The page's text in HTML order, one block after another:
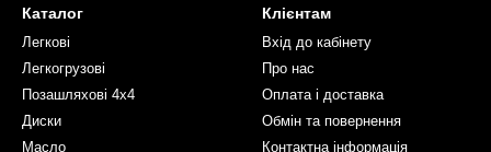
Каталог
Легкові
Легкогрузові
Позашляхові 4х4
Диски
Масло
Клієнтам
Вхід до кабінету
Про нас
Оплата і доставка
Обмін та повернення
Контактна інформація